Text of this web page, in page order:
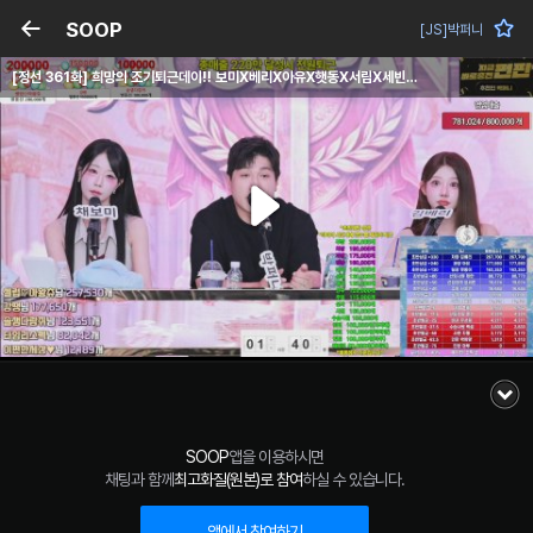
SOOP [JS]박퍼니
[정선 361화] 희망의 조기퇴근데이!! 보미X베리X아유X햇동X서림X세빈X율비X윤수X이안X채안X지젤X백설X지예X하양X마루X서윤X빅코
SOOP앱을 이용하시면
채팅과 함께최고화질(원본)로 참여하실 수 있습니다.